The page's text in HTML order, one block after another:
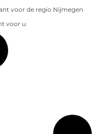
voor de regio Nijmegen
voor u